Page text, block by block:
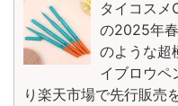
タイコスメ
の2025年
のような超
イブロウペ
り楽天市場で先行販売